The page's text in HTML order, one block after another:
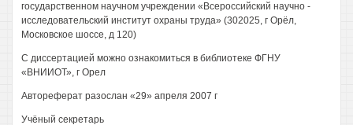
государственном научном учреждении «Всероссийский научно -
исследовательский институт охраны труда» (302025, г Орёл,
Московское шоссе, д 120)
С диссертацией можно ознакомиться в библиотеке ФГНУ
«ВНИИОТ», г Орел
Автореферат разослан «29» апреля 2007 г
Учёный секретарь